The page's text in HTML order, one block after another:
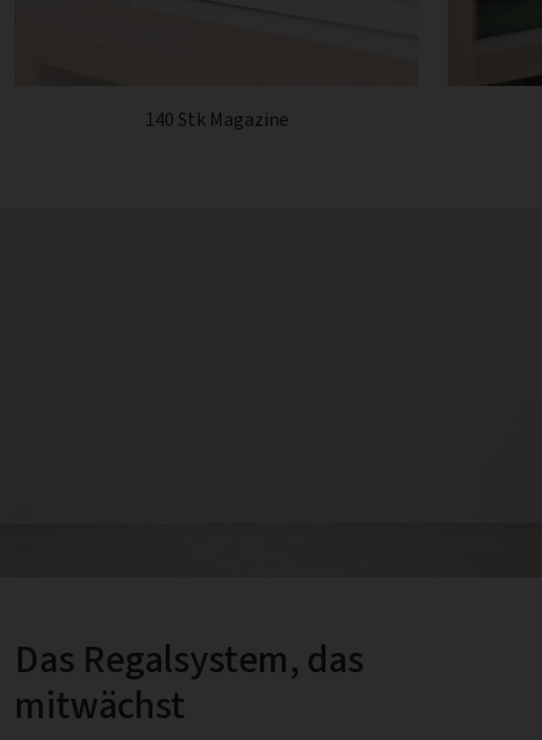
140 Stk Magazine
Das Regalsystem, das
mitwächst